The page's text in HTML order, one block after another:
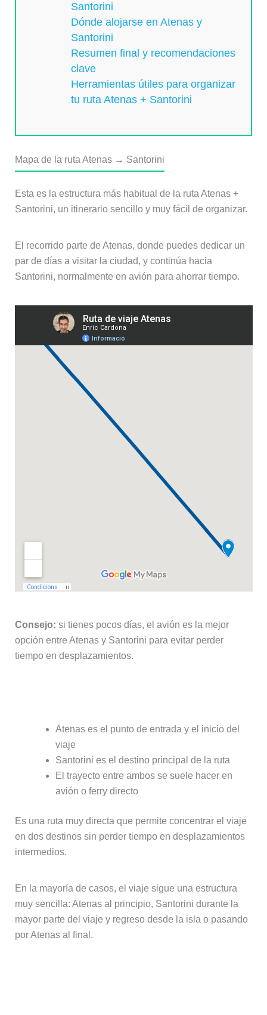
Santorini
Dónde alojarse en Atenas y
Santorini
Resumen final y recomendaciones
clave
Herramientas útiles para organizar
tu ruta Atenas + Santorini
Mapa de la ruta Atenas → Santorini
Esta es la estructura más habitual de la ruta Atenas +
Santorini, un itinerario sencillo y muy fácil de organizar.
El recorrido parte de Atenas, donde puedes dedicar un
par de días a visitar la ciudad, y continúa hacia
Santorini, normalmente en avión para ahorrar tiempo.
Consejo: si tienes pocos días, el avión es la mejor
opción entre Atenas y Santorini para evitar perder
tiempo en desplazamientos.
Atenas es el punto de entrada y el inicio del
viaje
Santorini es el destino principal de la ruta
El trayecto entre ambos se suele hacer en
avión o ferry directo
Es una ruta muy directa que permite concentrar el viaje
en dos destinos sin perder tiempo en desplazamientos
intermedios.
En la mayoría de casos, el viaje sigue una estructura
muy sencilla: Atenas al principio, Santorini durante la
mayor parte del viaje y regreso desde la isla o pasando
por Atenas al final.